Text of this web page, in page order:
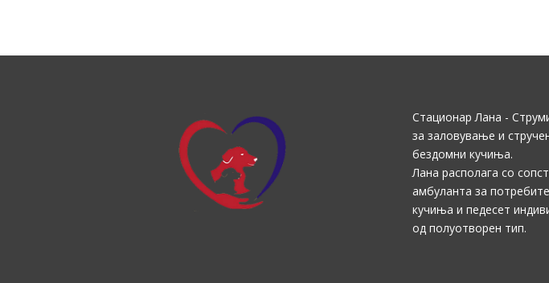
Стационар Лана -
за заловување и
бездомни кучиња.
Лана располага со
амбуланта за
кучиња и педесет
од полуотворен тип.